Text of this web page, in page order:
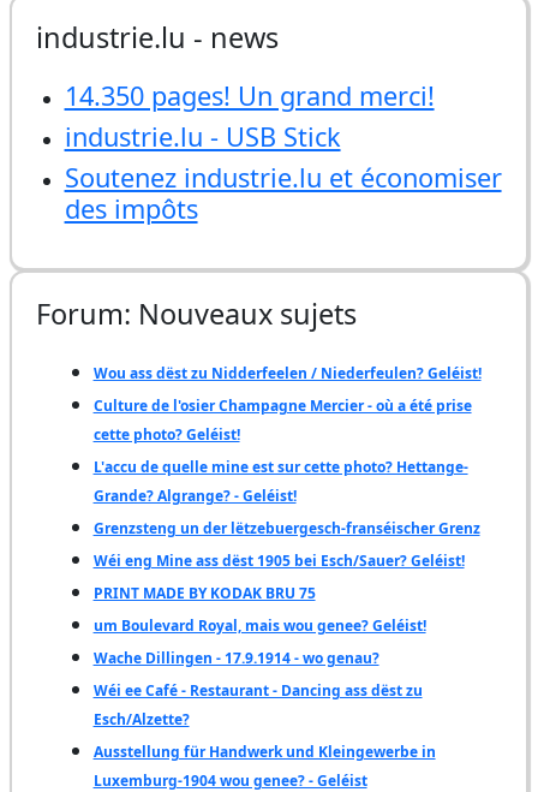
industrie.lu - news
14.350 pages! Un grand merci!
industrie.lu - USB Stick
Soutenez industrie.lu et économiser
des impôts
Forum: Nouveaux sujets
Wou ass dëst zu Nidderfeelen / Niederfeulen? Geléist!
Culture de l'osier Champagne Mercier - où a été prise
cette photo? Geléist!
L'accu de quelle mine est sur cette photo? Hettange-
Grande? Algrange? - Geléist!
Grenzsteng un der lëtzebuergesch-franséischer Grenz
Wéi eng Mine ass dëst 1905 bei Esch/Sauer? Geléist!
PRINT MADE BY KODAK BRU 75
um Boulevard Royal, mais wou genee? Geléist!
Wache Dillingen - 17.9.1914 - wo genau?
Wéi ee Café - Restaurant - Dancing ass dëst zu
Esch/Alzette?
Ausstellung für Handwerk und Kleingewerbe in
Luxemburg-1904 wou genee? - Geléist